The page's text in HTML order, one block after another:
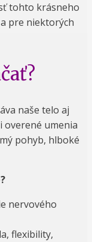
tohto krásneho
pre niektorých
naše telo aj
overené umenia
pohyb, hlboké
nervového
flexibility,